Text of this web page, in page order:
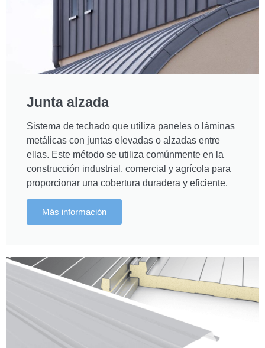
Junta alzada
Sistema de techado que utiliza paneles o láminas
metálicas con juntas elevadas o alzadas entre
ellas. Este método se utiliza comúnmente en la
construcción industrial, comercial y agrícola para
proporcionar una cobertura duradera y eficiente.
Más información